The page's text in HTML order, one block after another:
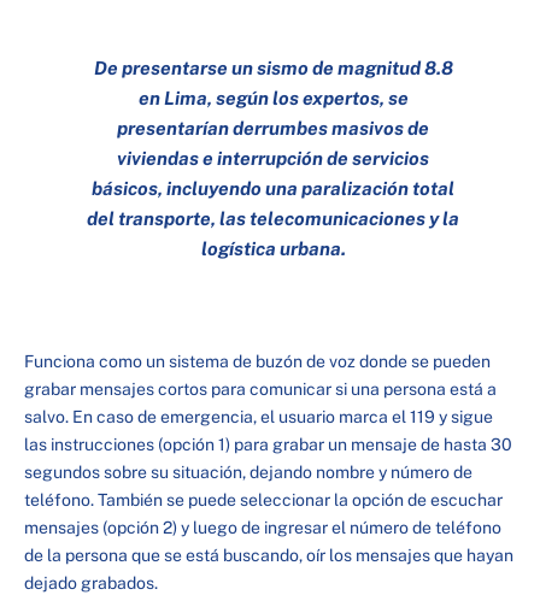
De presentarse un sismo de magnitud 8.8
en Lima, según los expertos, se
presentarían derrumbes masivos de
viviendas e interrupción de servicios
básicos, incluyendo una paralización total
del transporte, las telecomunicaciones y la
logística urbana.
Funciona como un sistema de buzón de voz donde se pueden
grabar mensajes cortos para comunicar si una persona está a
salvo. En caso de emergencia, el usuario marca el 119 y sigue
las instrucciones (opción 1) para grabar un mensaje de hasta 30
segundos sobre su situación, dejando nombre y número de
teléfono. También se puede seleccionar la opción de escuchar
mensajes (opción 2) y luego de ingresar el número de teléfono
de la persona que se está buscando, oír los mensajes que hayan
dejado grabados.